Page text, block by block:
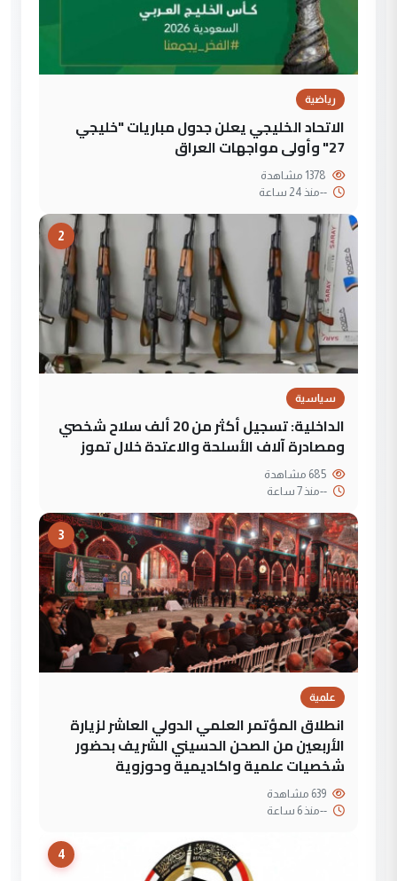
رياضية
الاتحاد الخليجي يعلن جدول مباريات "خليجي
27" وأولى مواجهات العراق
--منذ 24 ساعة
2
سياسية
الداخلية: تسجيل أكثر من 20 ألف سلاح شخصي
ومصادرة آلاف الأسلحة والاعتدة خلال تموز
--منذ 7 ساعة
3
علمية
انطلاق المؤتمر العلمي الدولي العاشر لزيارة
الأربعين من الصحن الحسيني الشريف بحضور
شخصيات علمية واكاديمية وحوزوية
--منذ 6 ساعة
4